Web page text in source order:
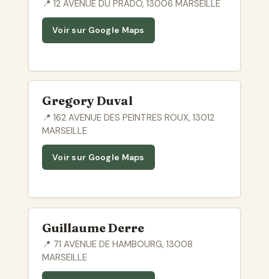
📍 12 AVENUE DU PRADO, 13006 MARSEILLE
Voir sur Google Maps
Gregory Duval
📍 162 AVENUE DES PEINTRES ROUX, 13012
MARSEILLE
Voir sur Google Maps
Guillaume Derre
📍 71 AVENUE DE HAMBOURG, 13008
MARSEILLE